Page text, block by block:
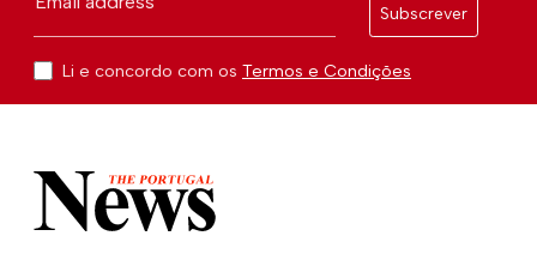
Subscrever
Li e concordo com os Termos e Condições